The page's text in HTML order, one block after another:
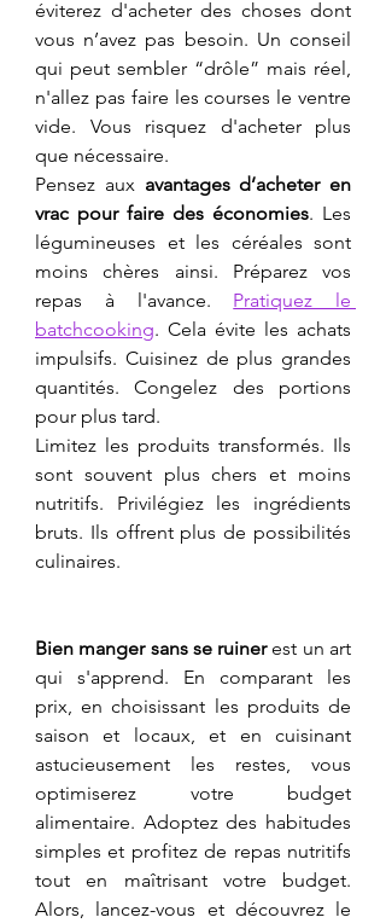
éviterez d'acheter des choses dont
vous n’avez pas besoin. Un conseil
qui peut sembler “drôle” mais réel,
n'allez pas faire les courses le ventre
vide. Vous risquez d'acheter plus
que nécessaire.
Pensez aux avantages d’acheter en
vrac pour faire des économies. Les
légumineuses et les céréales sont
moins chères ainsi. Préparez vos
repas à l'avance. Pratiquez le
batchcooking. Cela évite les achats
impulsifs. Cuisinez de plus grandes
quantités. Congelez des portions
pour plus tard.
Limitez les produits transformés. Ils
sont souvent plus chers et moins
nutritifs. Privilégiez les ingrédients
bruts. Ils offrent plus de possibilités
culinaires.
Bien manger sans se ruiner est un art
qui s'apprend. En comparant les
prix, en choisissant les produits de
saison et locaux, et en cuisinant
astucieusement les restes, vous
optimiserez votre budget
alimentaire. Adoptez des habitudes
simples et profitez de repas nutritifs
tout en maîtrisant votre budget.
Alors, lancez-vous et découvrez le